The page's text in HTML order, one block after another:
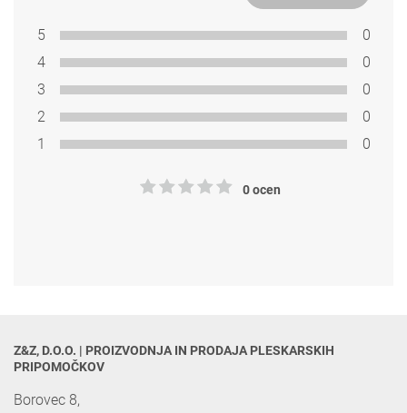
5
0
4
0
3
0
2
0
1
0
0 ocen
Z&Z, D.O.O. | PROIZVODNJA IN PRODAJA PLESKARSKIH
PRIPOMOČKOV
Borovec 8,